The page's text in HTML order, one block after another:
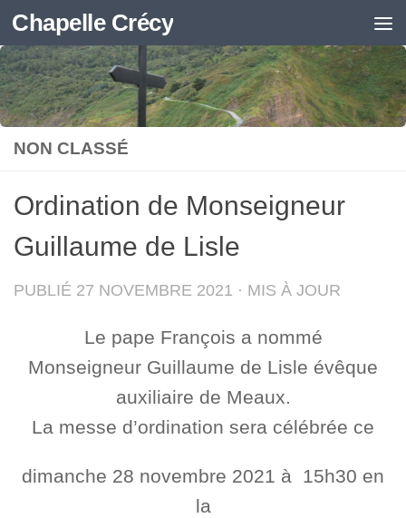
Skip to content
Chapelle Crécy
NON CLASSÉ
Ordination de Monseigneur
Guillaume de Lisle
PUBLIÉ 27 NOVEMBRE 2021 · MIS À JOUR
Le pape François a nommé
Monseigneur Guillaume de Lisle évêque
auxiliaire de Meaux.
La messe d’ordination sera célébrée ce
dimanche 28 novembre 2021 à 15h30 en
la